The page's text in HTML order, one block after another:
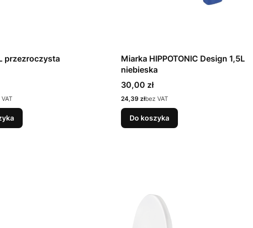
przezroczysta
Miarka HIPPOTONIC Design 1,5L
niebieska
Cena
30,00 zł
Cena
24,39 złbez VAT
Do koszyka